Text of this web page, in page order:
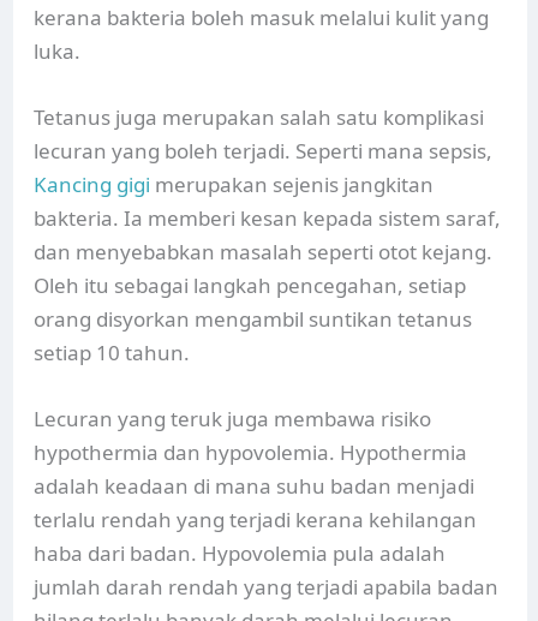
kerana bakteria boleh masuk melalui kulit yang
luka.
Tetanus juga merupakan salah satu komplikasi
lecuran yang boleh terjadi. Seperti mana sepsis,
Kancing gigi merupakan sejenis jangkitan
bakteria. Ia memberi kesan kepada sistem saraf,
dan menyebabkan masalah seperti otot kejang.
Oleh itu sebagai langkah pencegahan, setiap
orang disyorkan mengambil suntikan tetanus
setiap 10 tahun.
Lecuran yang teruk juga membawa risiko
hypothermia dan hypovolemia. Hypothermia
adalah keadaan di mana suhu badan menjadi
terlalu rendah yang terjadi kerana kehilangan
haba dari badan. Hypovolemia pula adalah
jumlah darah rendah yang terjadi apabila badan